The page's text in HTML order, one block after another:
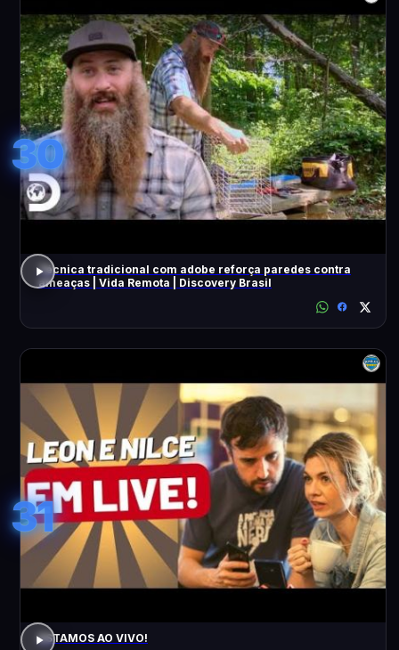
30
Técnica tradicional com adobe reforça paredes contra
ameaças | Vida Remota | Discovery Brasil
31
ESTAMOS AO VIVO!